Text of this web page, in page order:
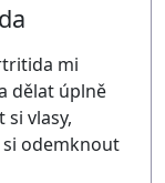
mi
dělat úplně
si vlasy,
odemknout